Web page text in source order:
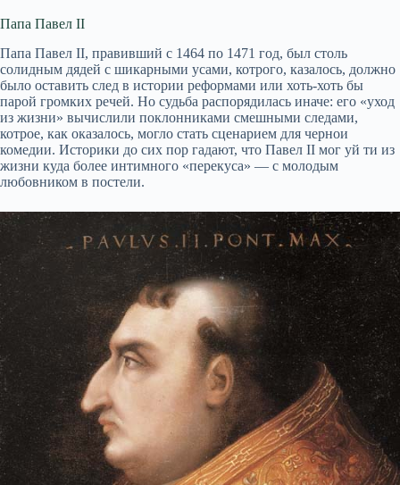
Папа Павел II
Папа Павел II, правивший с 1464 по 1471 год, был столь
солидным дядей с шикарными усами, котрого, казалось, должно
было оставить след в истории реформами или хоть-хоть бы
парой громких речей. Но судьба распорядилась иначе: его «уход
из жизни» вычислили поклонниками смешными следами,
котрое, как оказалось, могло стать сценарием для чернои
комедии. Историки до сих пор гадают, что Павел II мог уй ти из
жизни куда более интимного «перекуса» — с молодым
любовником в постели.